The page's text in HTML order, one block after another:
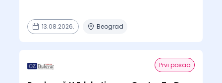
13.08.2026. Beograd
Prvi posao